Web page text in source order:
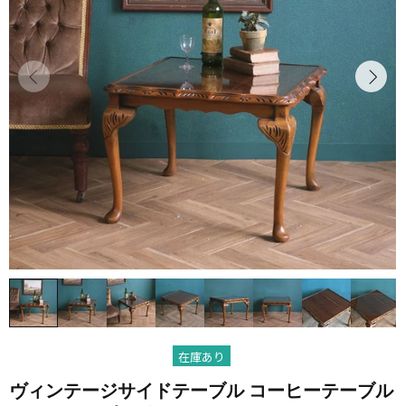
在庫あり
ヴィンテージサイドテーブル コーヒーテーブル